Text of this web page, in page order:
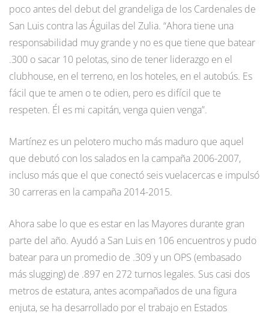
poco antes del debut del grandeliga de los Cardenales de
San Luis contra las Águilas del Zulia. “Ahora tiene una
responsabilidad muy grande y no es que tiene que batear
.300 o sacar 10 pelotas, sino de tener liderazgo en el
clubhouse, en el terreno, en los hoteles, en el autobús. Es
fácil que te amen o te odien, pero es difícil que te
respeten. Él es mi capitán, venga quien venga”.
Martínez es un pelotero mucho más maduro que aquel
que debutó con los salados en la campaña 2006-2007,
incluso más que el que conectó seis vuelacercas e impulsó
30 carreras en la campaña 2014-2015.
Ahora sabe lo que es estar en las Mayores durante gran
parte del año. Ayudó a San Luis en 106 encuentros y pudo
batear para un promedio de .309 y un OPS (embasado
más slugging) de .897 en 272 turnos legales. Sus casi dos
metros de estatura, antes acompañados de una figura
enjuta, se ha desarrollado por el trabajo en Estados